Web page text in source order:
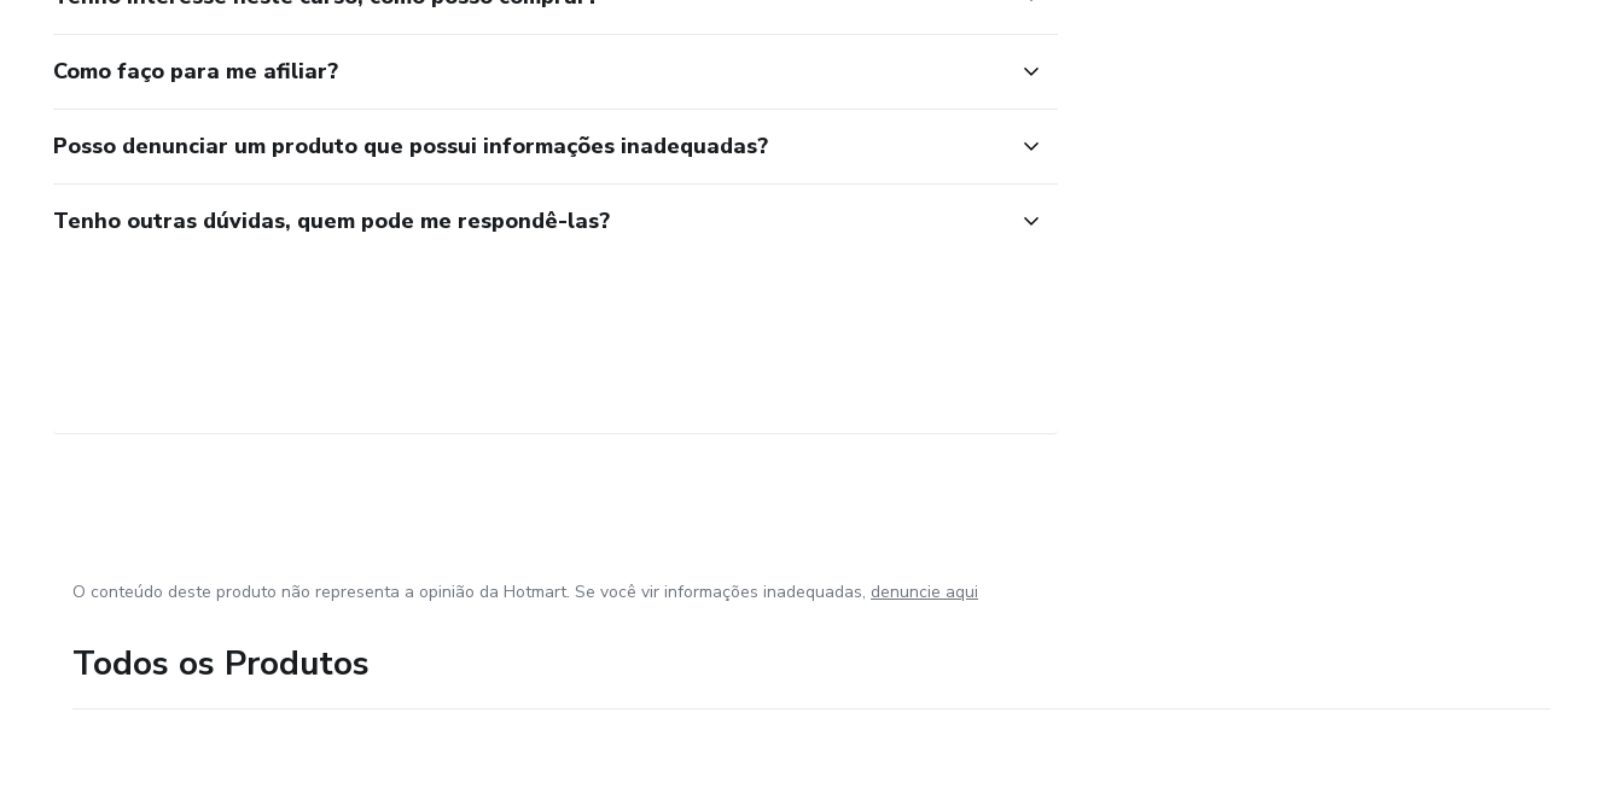
Como faço para me afiliar?
Posso denunciar um produto que possui informações inadequadas?
Tenho outras dúvidas, quem pode me respondê-las?
O conteúdo deste produto não representa a opinião da Hotmart. Se você vir informações inadequadas, denuncie aqui
Todos os Produtos